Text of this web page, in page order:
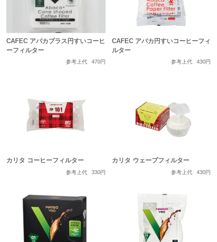
CAFEC アバカプラス円すいコーヒ
ーフィルター
参考上代 470円
CAFEC アバカ円すいコーヒーフィ
ルター
参考上代 430円
カリタ コーヒーフィルター
参考上代 330円
カリタ ウェーブフィルター
参考上代 430円